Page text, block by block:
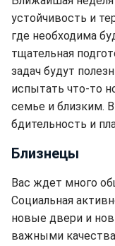
устойчивость и
где необходима
тщательная
задач будут
испытать что-то
семье и близким.
бдительность и
Близнецы
Вас ждет много
Социальная
новые двери и
важными